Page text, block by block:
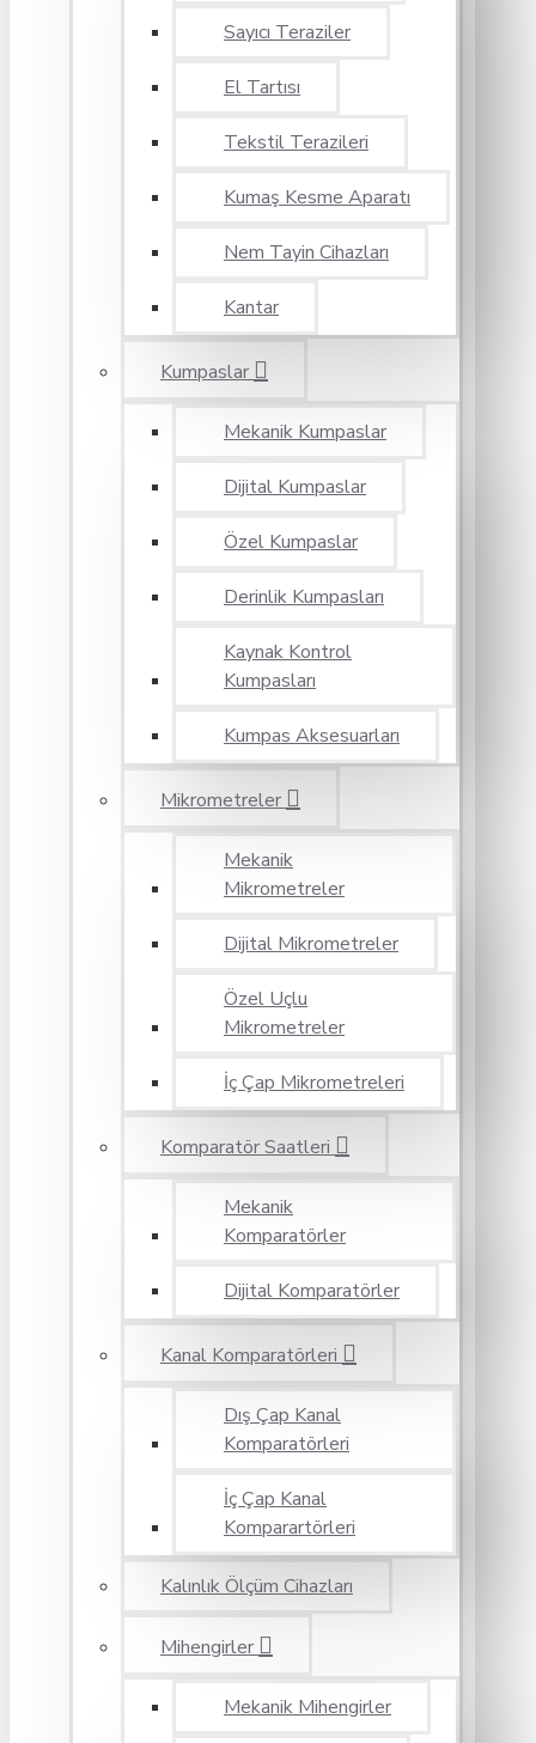
Sayıcı Teraziler
El Tartısı
Tekstil Terazileri
Kumaş Kesme Aparatı
Nem Tayin Cihazları
Kantar
Kumpaslar
Mekanik Kumpaslar
Dijital Kumpaslar
Özel Kumpaslar
Derinlik Kumpasları
Kaynak Kontrol
Kumpasları
Kumpas Aksesuarları
Mikrometreler
Mekanik
Mikrometreler
Dijital Mikrometreler
Özel Uçlu
Mikrometreler
İç Çap Mikrometreleri
Komparatör Saatleri
Mekanik
Komparatörler
Dijital Komparatörler
Kanal Komparatörleri
Dış Çap Kanal
Komparatörleri
İç Çap Kanal
Komparartörleri
Kalınlık Ölçüm Cihazları
Mihengirler
Mekanik Mihengirler